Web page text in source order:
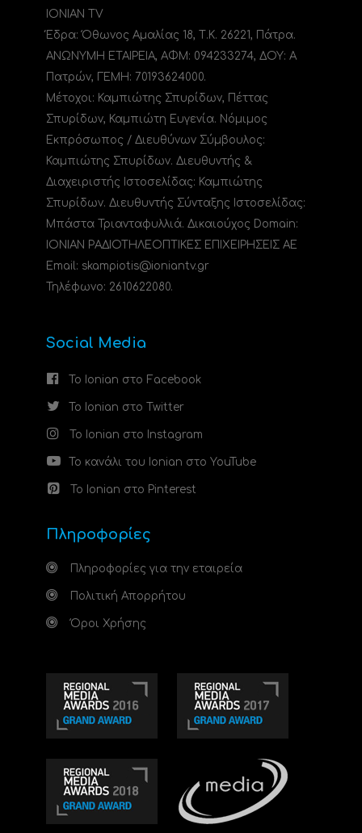
IONIAN TV
Έδρα: Όθωνος Αμαλίας 18, Τ.Κ. 26221, Πάτρα.
ΑΝΩΝΥΜΗ ΕΤΑΙΡΕΙΑ, ΑΦΜ: 094233274, ΔΟΥ: A
Πατρών, ΓΕΜΗ: 70193624000.
Μέτοχοι: Καμπιώτης Σπυρίδων, Πέττας
Σπυρίδων, Καμπιώτη Ευγενία. Νόμιμος
Εκπρόσωπος / Διευθύνων Σύμβουλος:
Καμπιώτης Σπυρίδων. Διευθυντής &
Διαχειριστής Ιστοσελίδας: Καμπιώτης
Σπυρίδων. Διευθυντής Σύνταξης Ιστοσελίδας:
Μπάστα Τριανταφυλλιά. Δικαιούχος Domain:
ΙΟΝΙΑΝ ΡΑΔΙΟΤΗΛΕΟΠΤΙΚΕΣ ΕΠΙΧΕΙΡΗΣΕΙΣ ΑΕ
Email: skampiotis@ioniantv.gr
Τηλέφωνο: 2610622080.
Social Media
Το Ionian στο Facebook
Το Ionian στο Twitter
Το Ionian στο Instagram
Το κανάλι του Ionian στο YouTube
Το Ionian στο Pinterest
Πληροφορίες
Πληροφορίες για την εταιρεία
Πολιτική Απορρήτου
Όροι Χρήσης